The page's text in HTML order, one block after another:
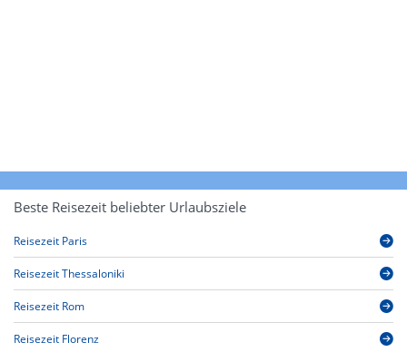
Beste Reisezeit beliebter Urlaubsziele
Reisezeit Paris
Reisezeit Thessaloniki
Reisezeit Rom
Reisezeit Florenz